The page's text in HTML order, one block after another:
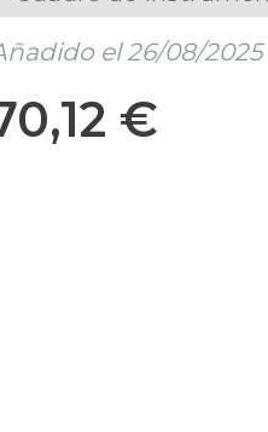
el 26/08/2025
€